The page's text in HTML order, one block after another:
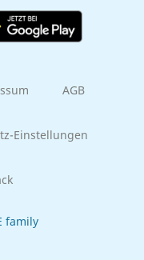
AGB
Einstellungen
family